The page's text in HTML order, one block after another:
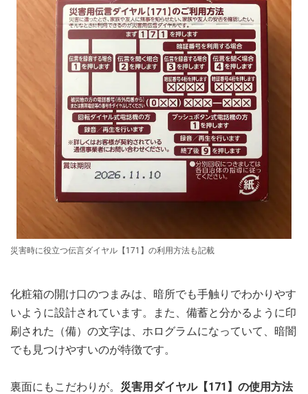
災害時に役立つ伝言ダイヤル【171】の利用方法も記載
化粧箱の開け口のつまみは、暗所でも手触りでわかりやす
いように設計されています。また、備蓄と分かるように印
刷された（備）の文字は、ホログラムになっていて、暗闇
でも見つけやすいのが特徴です。
裏面にもこだわりが。 災害用ダイヤル【171】の使用方法